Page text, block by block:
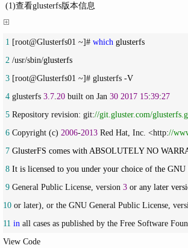
(1)查看glusterfs版本信息
1 [root@Glusterfs01 ~]# which
2 /usr/sbin/
3 [root@Glusterfs01 ~]# glusterfs -
4 glusterfs 3.7 20 built on Jan 30 2017 15:39:27
5 Repository revision: git://git.gluster.com/
6 Copyright (c) 2006-2013 Red Hat, Inc. <http://
7
8
9 General Public License, version 3
10 or later), or the GNU General Public License,
11 in all cases as published by the Free Software
View Code